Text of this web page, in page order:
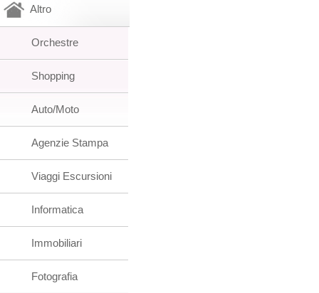
Altro
Orchestre
Shopping
Auto/Moto
Agenzie Stampa
Viaggi Escursioni
Informatica
Immobiliari
Fotografia